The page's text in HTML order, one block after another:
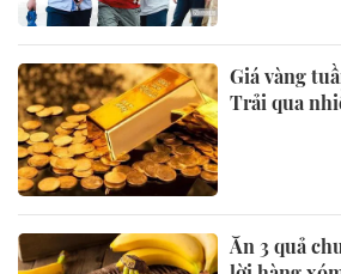
Giá vàng
Trải qua
Ăn 3 quả